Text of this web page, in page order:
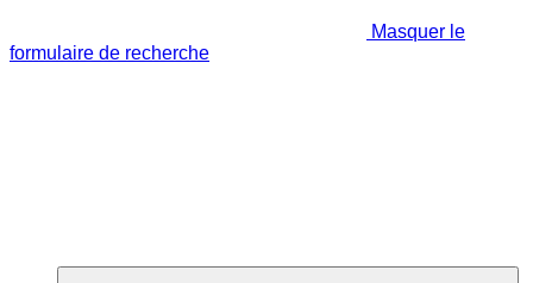
Masquer le
formulaire de recherche